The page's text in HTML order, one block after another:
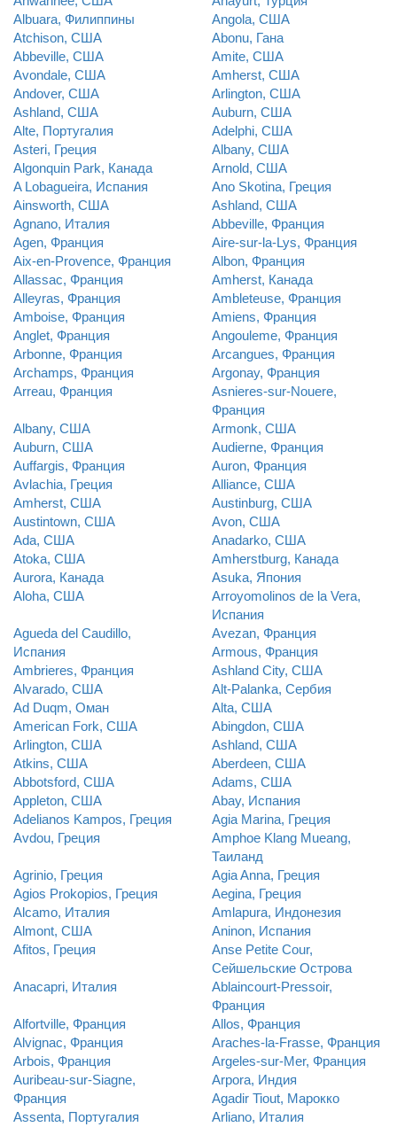
Albuara, Филиппины
Angola, США
Atchison, США
Abonu, Гана
Abbeville, США
Amite, США
Avondale, США
Amherst, США
Andover, США
Arlington, США
Ashland, США
Auburn, США
Alte, Португалия
Adelphi, США
Asteri, Греция
Albany, США
Algonquin Park, Канада
Arnold, США
A Lobagueira, Испания
Ano Skotina, Греция
Ainsworth, США
Ashland, США
Agnano, Италия
Abbeville, Франция
Agen, Франция
Aire-sur-la-Lys, Франция
Aix-en-Provence, Франция
Albon, Франция
Allassac, Франция
Amherst, Канада
Alleyras, Франция
Ambleteuse, Франция
Amboise, Франция
Amiens, Франция
Anglet, Франция
Angouleme, Франция
Arbonne, Франция
Arcangues, Франция
Archamps, Франция
Argonay, Франция
Arreau, Франция
Asnieres-sur-Nouere,
Франция
Albany, США
Armonk, США
Auburn, США
Audierne, Франция
Auffargis, Франция
Auron, Франция
Avlachia, Греция
Alliance, США
Amherst, США
Austinburg, США
Austintown, США
Avon, США
Ada, США
Anadarko, США
Atoka, США
Amherstburg, Канада
Aurora, Канада
Asuka, Япония
Aloha, США
Arroyomolinos de la Vera,
Испания
Agueda del Caudillo,
Испания
Avezan, Франция
Armous, Франция
Ambrieres, Франция
Ashland City, США
Alvarado, США
Alt-Palanka, Сербия
Ad Duqm, Оман
Alta, США
American Fork, США
Abingdon, США
Arlington, США
Ashland, США
Atkins, США
Aberdeen, США
Abbotsford, США
Adams, США
Appleton, США
Abay, Испания
Adelianos Kampos, Греция
Agia Marina, Греция
Avdou, Греция
Amphoe Klang Mueang,
Таиланд
Agrinio, Греция
Agia Anna, Греция
Agios Prokopios, Греция
Aegina, Греция
Alcamo, Италия
Amlapura, Индонезия
Almont, США
Aninon, Испания
Afitos, Греция
Anse Petite Cour,
Сейшельские Острова
Anacapri, Италия
Ablaincourt-Pressoir,
Франция
Alfortville, Франция
Allos, Франция
Alvignac, Франция
Araches-la-Frasse, Франция
Arbois, Франция
Argeles-sur-Mer, Франция
Auribeau-sur-Siagne,
Франция
Arpora, Индия
Agadir Tiout, Марокко
Assenta, Португалия
Arliano, Италия